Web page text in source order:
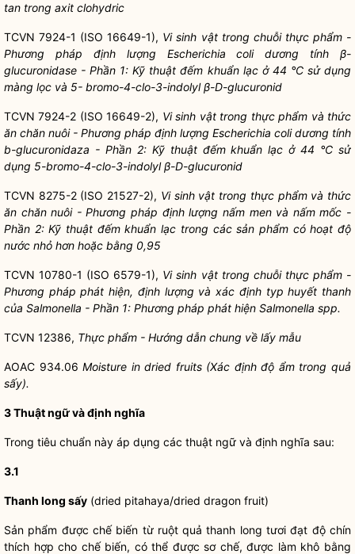
tan trong axit clohydric
TCVN 7924-1 (ISO 16649-1), Vi sinh vật trong chuỗi thực phẩm -
Phương pháp định lượng Escherichia coli dương tính β-
glucuronidase - Phần 1: Kỹ thuật đếm khuẩn lạc ở 44 °C sử dụng
màng lọc và 5- bromo-4-clo-3-indolyl β-D-glucuronid
TCVN 7924-2 (ISO 16649-2), Vi sinh vật trong thực phẩm và thức
ăn chăn nuôi - Phương pháp định lượng Escherichia coli dương tính
b-glucuronidaza - Phần 2: Kỹ thuật đếm khuẩn lạc ở 44 °C sử
dụng 5-bromo-4-clo-3-indolyl β-D-glucuronid
TCVN 8275-2 (ISO 21527-2), Vi sinh vật trong thực phẩm và thức
ăn chăn nuôi - Phương pháp định lượng nấm men và nấm mốc -
Phần 2: Kỹ thuật đếm khuẩn lạc trong các sản phẩm có hoạt độ
nước nhỏ hơn hoặc bằng 0,95
TCVN 10780-1 (ISO 6579-1), Vi sinh vật trong chuỗi thực phẩm -
Phương pháp phát hiện, định lượng và xác định typ huyết thanh
của Salmonella - Phần 1: Phương pháp phát hiện Salmonella spp.
TCVN 12386, Thực phẩm - Hướng dẫn chung về lấy mẫu
AOAC 934.06Moisture in dried fruits (Xác định độ ẩm trong quả
sấy).
3 Thuật ngữ và định nghĩa
Trong tiêu chuẩn này áp dụng các thuật ngữ và định nghĩa sau:
3.1
Thanh long sấy (dried pitahaya/dried dragon fruit)
Sản phẩm được chế biến từ ruột quả thanh long tươi đạt độ chín
thích hợp cho chế biến, có thể được sơ chế, được làm khô bằng